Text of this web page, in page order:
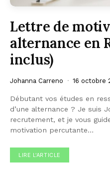
Lettre de
alternance en
inclus)
Johanna Carreno 16 octobre
Débutant vos études en
d’une alternance ? Je suis
recrutement, et je vous
motivation percutante…
LIRE L'ARTICLE